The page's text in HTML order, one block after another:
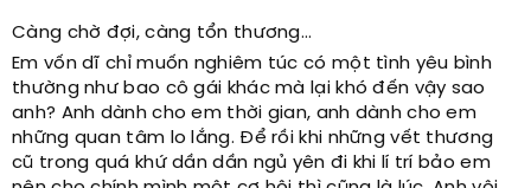
Càng chờ đợi, càng tổn thương...
Em vốn dĩ chỉ muốn nghiêm túc có một tình yêu bình
thường như bao cô gái khác mà lại khó đến vậy sao
anh? Anh dành cho em thời gian, anh dành cho em
những quan tâm lo lắng. Để rồi khi những vết thương
cũ trong quá khứ dần dần ngủ yên đi khi lí trí bảo em